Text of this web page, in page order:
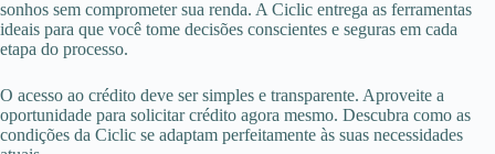
sonhos sem comprometer sua renda. A Ciclic entrega as ferramentas
ideais para que você tome decisões conscientes e seguras em cada
etapa do processo.
O acesso ao crédito deve ser simples e transparente. Aproveite a
oportunidade para solicitar crédito agora mesmo. Descubra como as
condições da Ciclic se adaptam perfeitamente às suas necessidades